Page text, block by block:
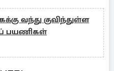
வந்து குவிந்துள்ள
பயணிகள்